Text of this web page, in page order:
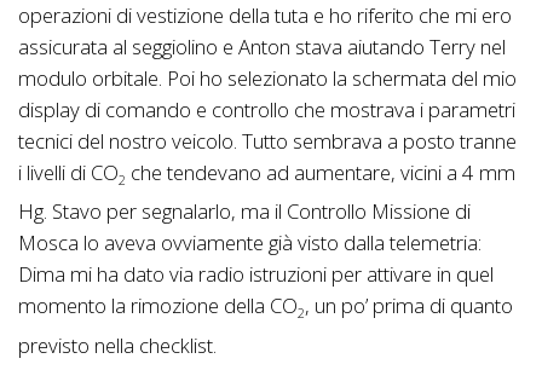
operazioni di vestizione della tuta e ho riferito che mi ero
assicurata al seggiolino e Anton stava aiutando Terry nel
modulo orbitale. Poi ho selezionato la schermata del mio
display di comando e controllo che mostrava i parametri
tecnici del nostro veicolo. Tutto sembrava a posto tranne
i livelli di CO2 che tendevano ad aumentare, vicini a 4 mm
Hg. Stavo per segnalarlo, ma il Controllo Missione di
Mosca lo aveva ovviamente già visto dalla telemetria:
Dima mi ha dato via radio istruzioni per attivare in quel
momento la rimozione della CO2, un po’ prima di quanto
previsto nella checklist.